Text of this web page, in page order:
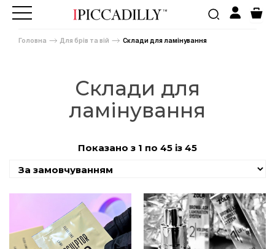
Головна Для брів та вій Склади для ламінування
Склади для
ламінування
Показано з 1 по 45 із 45